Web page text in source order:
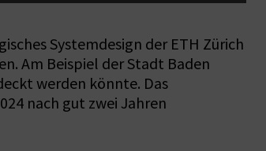
Systemdesign der ETH Zürich
Am Beispiel der Stadt Baden
werden könnte. Das
nach gut zwei Jahren